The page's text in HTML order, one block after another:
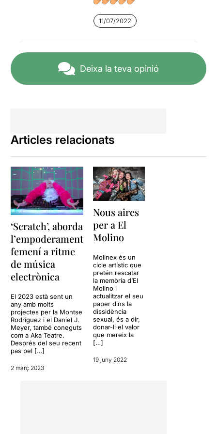
11/07/2022
Deixa la teva opinió
Articles relacionats
‘Scratch’, aborda
l’empoderament
femení a ritme
de música
electrònica
El 2023 està sent un
any amb molts
projectes per la Montse
Rodríguez i el Daniel J.
Meyer, també coneguts
com a Aka Teatre.
Després del seu recent
pas pel […]
2 març 2023
Nous aires
per a El
Molino
Molinex és un
cicle artístic que
pretén rescatar
la memòria d’El
Molino i
actualitzar el seu
paper dins la
dissidència
sexual, és a dir,
donar-li el valor
que mereix la
[…]
19 juny 2022